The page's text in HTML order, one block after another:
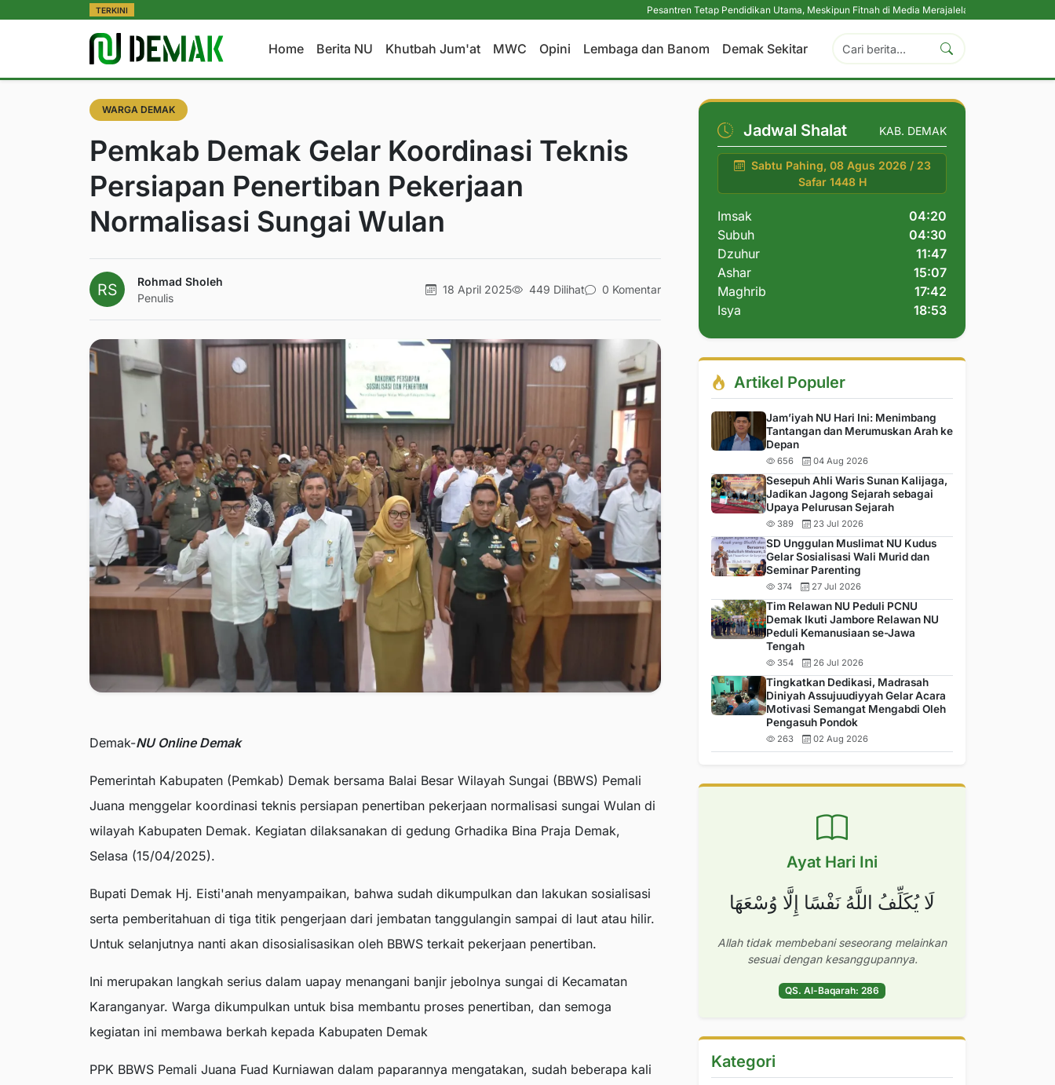
TERKINI Pesantren Tetap Pendidikan Utama, Meskipun Fitnah di Media Merajalela | Perkuat Komitmen
Home Berita NU Khutbah Jum'at MWC Opini Lembaga dan Banom Demak Sekitar
WARGA DEMAK
Pemkab Demak Gelar Koordinasi Teknis
Persiapan Penertiban Pekerjaan
Normalisasi Sungai Wulan
Rohmad Sholeh
Penulis
18 April 2025 449 Dilihat 0 Komentar
Demak-NU Online Demak
Pemerintah Kabupaten (Pemkab) Demak bersama Balai Besar Wilayah Sungai (BBWS) Pemali
Juana menggelar koordinasi teknis persiapan penertiban pekerjaan normalisasi sungai Wulan di
wilayah Kabupaten Demak. Kegiatan dilaksanakan di gedung Grhadika Bina Praja Demak,
Selasa (15/04/2025).
Bupati Demak Hj. Eisti'anah menyampaikan, bahwa sudah dikumpulkan dan lakukan sosialisasi
serta pemberitahuan di tiga titik pengerjaan dari jembatan tanggulangin sampai di laut atau hilir.
Untuk selanjutnya nanti akan disosialisasikan oleh BBWS terkait pekerjaan penertiban.
Ini merupakan langkah serius dalam uapay menangani banjir jebolnya sungai di Kecamatan
Karanganyar. Warga dikumpulkan untuk bisa membantu proses penertiban, dan semoga
kegiatan ini membawa berkah kepada Kabupaten Demak
PPK BBWS Pemali Juana Fuad Kurniawan dalam paparannya mengatakan, sudah beberapa kali
Jadwal Shalat KAB. DEMAK
Sabtu Pahing, 08 Agus 2026 / 23
Safar 1448 H
Imsak
04:20
Subuh
04:30
Dzuhur
11:47
Ashar
15:07
Maghrib
17:42
Isya
18:53
Artikel Populer
Jam’iyah NU Hari Ini: Menimbang
Tantangan dan Merumuskan Arah ke
Depan
656 04 Aug 2026
Sesepuh Ahli Waris Sunan Kalijaga,
Jadikan Jagong Sejarah sebagai
Upaya Pelurusan Sejarah
389 23 Jul 2026
SD Unggulan Muslimat NU Kudus
Gelar Sosialisasi Wali Murid dan
Seminar Parenting
374 27 Jul 2026
Tim Relawan NU Peduli PCNU
Demak Ikuti Jambore Relawan NU
Peduli Kemanusiaan se-Jawa
Tengah
354 26 Jul 2026
Tingkatkan Dedikasi, Madrasah
Diniyah Assujuudiyyah Gelar Acara
Motivasi Semangat Mengabdi Oleh
Pengasuh Pondok
263 02 Aug 2026
Ayat Hari Ini
لَا يُكَلِّفُ اللَّهُ نَفْسًا إِلَّا وُسْعَهَا
Allah tidak membebani seseorang melainkan
sesuai dengan kesanggupannya.
QS. Al-Baqarah: 286
Kategori